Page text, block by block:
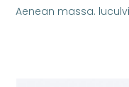
Aenean massa.